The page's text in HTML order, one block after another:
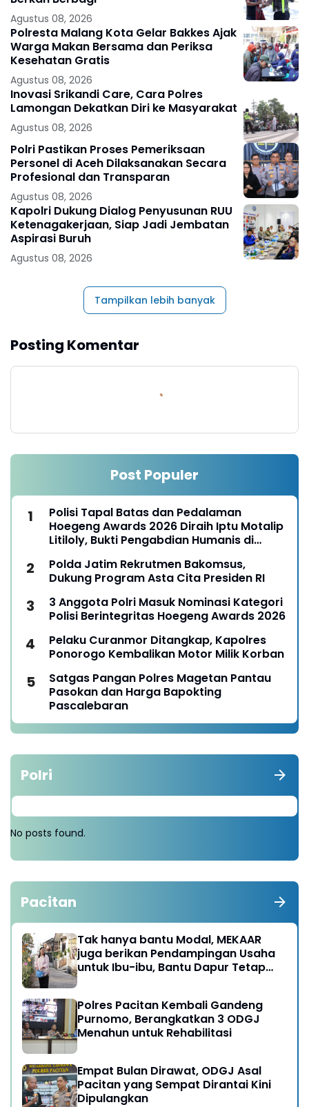
Agustus 08, 2026
Polresta Malang Kota Gelar Bakkes Ajak
Warga Makan Bersama dan Periksa
Kesehatan Gratis
Agustus 08, 2026
Inovasi Srikandi Care, Cara Polres
Lamongan Dekatkan Diri ke Masyarakat
Agustus 08, 2026
Polri Pastikan Proses Pemeriksaan
Personel di Aceh Dilaksanakan Secara
Profesional dan Transparan
Agustus 08, 2026
Kapolri Dukung Dialog Penyusunan RUU
Ketenagakerjaan, Siap Jadi Jembatan
Aspirasi Buruh
Agustus 08, 2026
Tampilkan lebih banyak
Posting Komentar
Post Populer
Polisi Tapal Batas dan Pedalaman
Hoegeng Awards 2026 Diraih Iptu Motalip
Litiloly, Bukti Pengabdian Humanis di
Polda Jatim Rekrutmen Bakomsus,
Dukung Program Asta Cita Presiden RI
3 Anggota Polri Masuk Nominasi Kategori
Polisi Berintegritas Hoegeng Awards 2026
Pelaku Curanmor Ditangkap, Kapolres
Ponorogo Kembalikan Motor Milik Korban
Satgas Pangan Polres Magetan Pantau
Pasokan dan Harga Bapokting
Pascalebaran
Polri
No posts found.
Pacitan
Tak hanya bantu Modal, MEKAAR
juga berikan Pendampingan Usaha
untuk Ibu-ibu, Bantu Dapur Tetap
Polres Pacitan Kembali Gandeng
Purnomo, Berangkatkan 3 ODGJ
Menahun untuk Rehabilitasi
Empat Bulan Dirawat, ODGJ Asal
Pacitan yang Sempat Dirantai Kini
Dipulangkan